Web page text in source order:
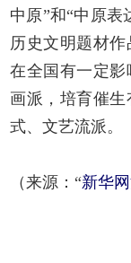
中原”和“中原表
历史文明题材
在全国有一定
画派，培育催
式、文艺流派。
（来源：“新华